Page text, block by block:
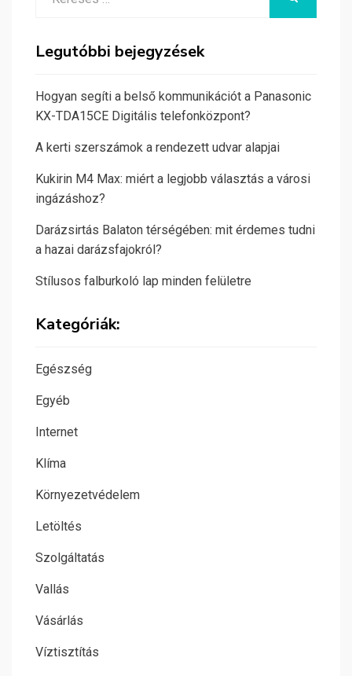
Legutóbbi bejegyzések
Hogyan segíti a belső kommunikációt a Panasonic
KX-TDA15CE Digitális telefonközpont?
A kerti szerszámok a rendezett udvar alapjai
Kukirin M4 Max: miért a legjobb választás a városi
ingázáshoz?
Darázsirtás Balaton térségében: mit érdemes tudni
a hazai darázsfajokról?
Stílusos falburkoló lap minden felületre
Kategóriák:
Egészség
Egyéb
Internet
Klíma
Környezetvédelem
Letöltés
Szolgáltatás
Vallás
Vásárlás
Víztisztítás